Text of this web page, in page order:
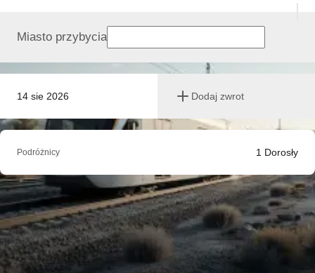
14 sie 2026 Dodaj zwrot
Miasto przybycia
Podróżnicy 1 Dorosły